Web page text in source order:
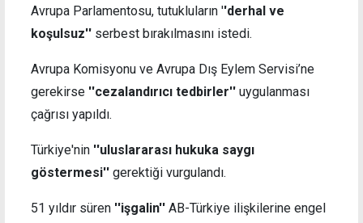
Avrupa Parlamentosu, tutukluların ''derhal ve
koşulsuz'' serbest bırakılmasını istedi.
Avrupa Komisyonu ve Avrupa Dış Eylem Servisi’ne
gerekirse ''cezalandırıcı tedbirler'' uygulanması
çağrısı yapıldı.
Türkiye'nin ''uluslararası hukuka saygı
göstermesi'' gerektiği vurgulandı.
51 yıldır süren ''işgalin'' AB-Türkiye ilişkilerine engel